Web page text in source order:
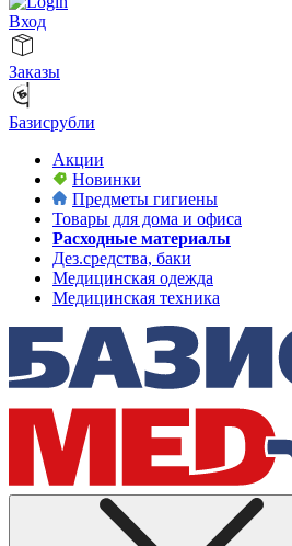
Вход
Заказы
Базисрубли
Акции
Новинки
Предметы гигиены
Товары для дома и офиса
Расходные материалы
Дез.средства, баки
Медицинская одежда
Медицинская техника